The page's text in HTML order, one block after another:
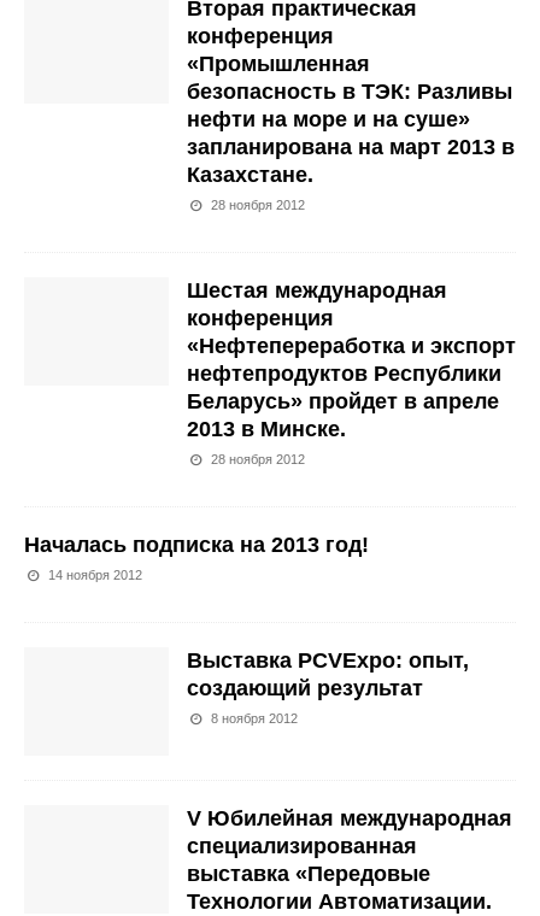
Вторая практическая
конференция
«Промышленная
безопасность в ТЭК: Разливы
нефти на море и на суше»
запланирована на март 2013 в
Казахстане.
28 ноября 2012
Шестая международная
конференция
«Нефтепереработка и экспорт
нефтепродуктов Республики
Беларусь» пройдет в апреле
2013 в Минске.
28 ноября 2012
Началась подписка на 2013 год!
14 ноября 2012
Выставка PCVExpo: опыт,
создающий результат
8 ноября 2012
V Юбилейная международная
специализированная
выставка «Передовые
Технологии Автоматизации.